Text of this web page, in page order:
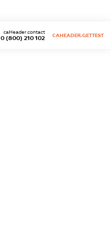
0 (800) 210 102
caHeader.contact
CAHEADER.GETTEST